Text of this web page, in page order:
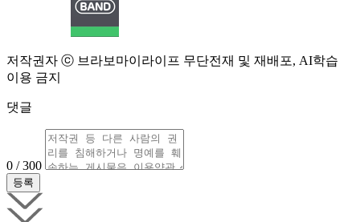
저작권자 ⓒ 브라보마이라이프 무단전재 및 재배포, AI학습
이용 금지
댓글
0 / 300